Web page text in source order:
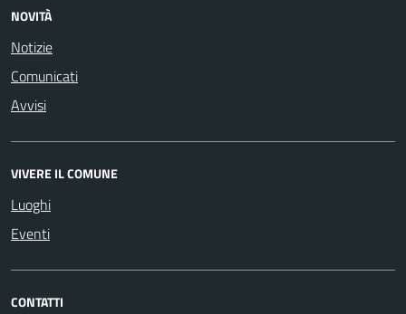
NOVITÀ
Notizie
Comunicati
Avvisi
VIVERE IL COMUNE
Luoghi
Eventi
CONTATTI